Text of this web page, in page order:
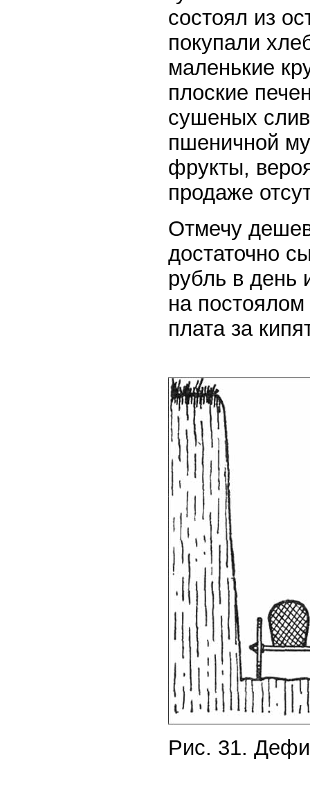
состоял из
покупали
маленькие
плоские
сушеных слив
пшеничной
фрукты,
продаже
Отмечу
достаточно
рубль в день
на
плата за
Рис. 31.